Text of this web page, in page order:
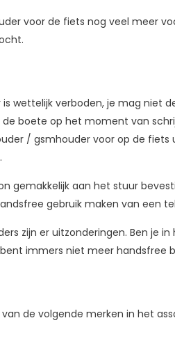
voor de fiets nog veel meer
wettelijk verboden, je mag niet
boete op het moment van
/ gsmhouder voor op de fiets
gemakkelijk aan het stuur
gebruik maken van een
zijn er uitzonderingen. Ben
immers niet meer handsfree
de volgende merken in het